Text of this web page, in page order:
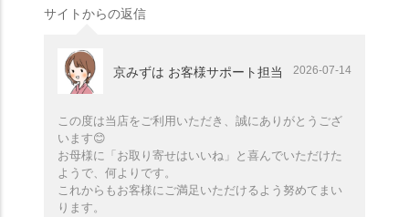
サイトからの返信
京みずは お客様サポート担当 2026-07-14
この度は当店をご利用いただき、誠にありがとうござ
います😊
お母様に「お取り寄せはいいね」と喜んでいただけた
ようで、何よりです。
これからもお客様にご満足いただけるよう努めてまい
ります。